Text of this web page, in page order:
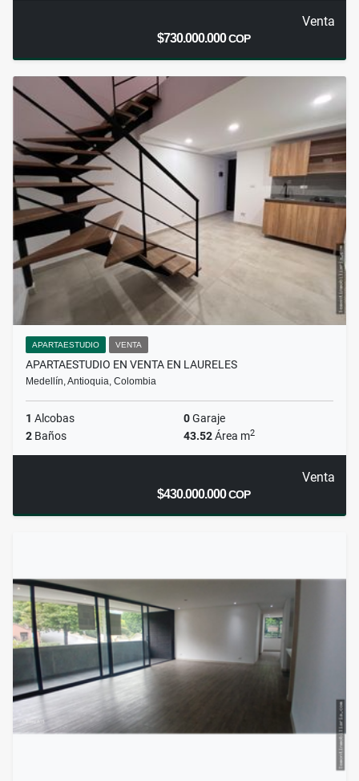
Venta
$730.000.000COP
APARTAESTUDIO VENTA
APARTAESTUDIO EN VENTA EN LAURELES
Medellín, Antioquia, Colombia
1 Alcobas 0Garaje
2 Baños 43.52Área m2
Venta
$430.000.000COP